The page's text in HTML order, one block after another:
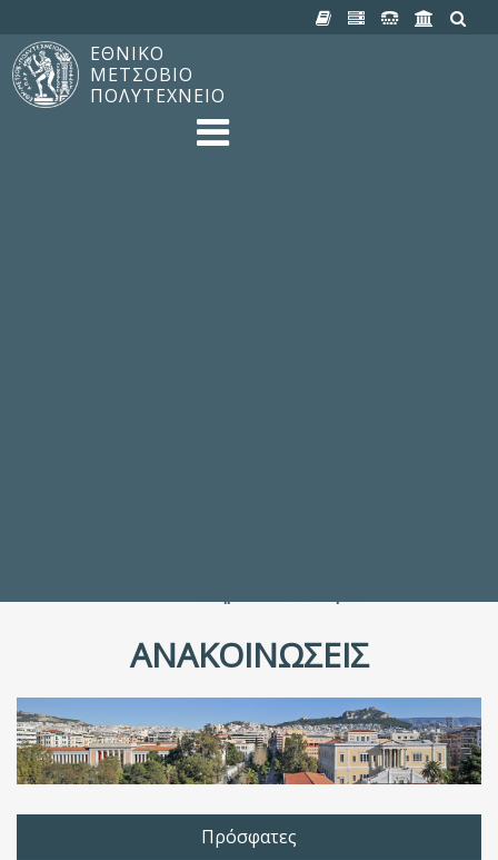
ΕΘΝΙΚΟ
ΜΕΤΣΟΒΙΟ
ΠΟΛΥΤΕΧΝΕΙΟ
ΑΝΑΚΟΙΝΩΣΕΙΣ
Πρόσφατες